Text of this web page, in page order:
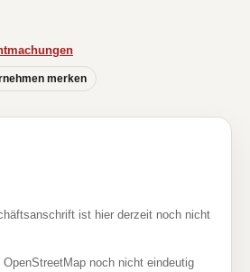
merken
ist hier derzeit noch nicht
noch nicht eindeutig